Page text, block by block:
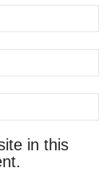
in this